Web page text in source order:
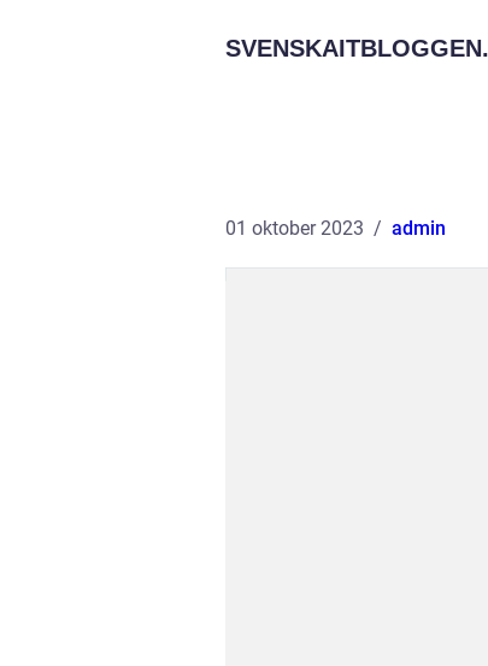
SVENSKAITBLOGGEN.
01 oktober 2023 admin